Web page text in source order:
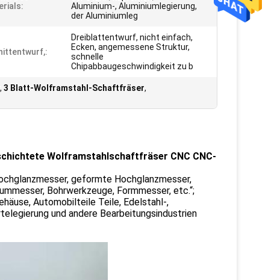
Aluminium-, Aluminiumlegierung,
der Aluminiumleg
Dreiblattentwurf, nicht einfach,
Ecken, angemessene Struktur,
schnelle
Chipabbaugeschwindigkeit zu b
, 3 Blatt-Wolframstahl-Schaftfräser,
Wolframstahlschaftfräser CNC CNC-
geformte Hochglanzmesser,
Bohrwerkzeuge, Formmesser, etc.“;
Automobilteile Teile, Edelstahl-,
und andere Bearbeitungsindustrien